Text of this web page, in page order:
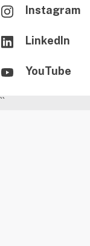
Instagram
LinkedIn
YouTube
``